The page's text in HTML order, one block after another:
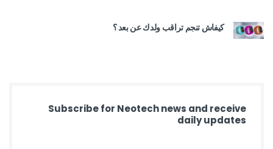
كيفاش تنجم تراقب ولدك عن بعد ؟
Subscribe for Neotech news and receive
daily updates